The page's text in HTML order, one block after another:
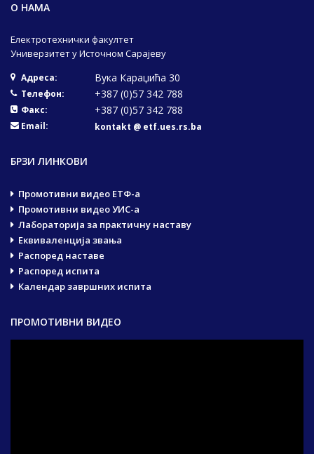
О НАМА
Електротехнички факултет
Универзитет у Источном Сарајеву
Адреса: Вука Караџића 30
Телефон: +387 (0)57 342 788
Факс: +387 (0)57 342 788
Email: kontakt @ etf.ues.rs.ba
БРЗИ ЛИНКОВИ
Промотивни видео ЕТФ-а
Промотивни видео УИС-а
Лабораторија за практичну наставу
Еквиваленција звања
Распоред наставе
Распоред испита
Календар завршних испита
ПРОМОТИВНИ ВИДЕО